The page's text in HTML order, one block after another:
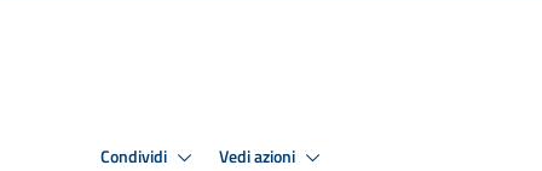
Condividi Vedi azioni